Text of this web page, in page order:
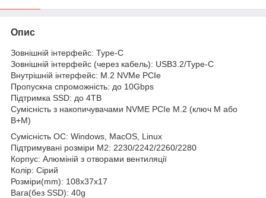
Опис
Зовнішній інтерфейс: Type-C
Зовнішній інтерфейс (через кабель): USB3.2/Type-C
Внутрішній інтерфейс: M.2 NVMe PCIe
Пропускна спроможність: до 10Gbps
Підтримка SSD: до 4TB
Сумісність з накопичувачами NVME PCIe M.2 (ключ M або
B+M)
Сумісність ОС: Windows, MacOS, Linux
Підтримувані розміри M2: 2230/2242/2260/2280
Корпус: Алюміній з отворами вентиляції
Колір: Сірий
Розміри(mm): 108x37x17
Вага(без SSD): 40g